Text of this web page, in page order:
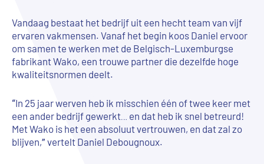
Vandaag bestaat het bedrijf uit een hecht team van vijf
ervaren vakmensen. Vanaf het begin koos Daniel ervoor
om samen te werken met de Belgisch-Luxemburgse
fabrikant Wako, een trouwe partner die dezelfde hoge
kwaliteitsnormen deelt.
“In 25 jaar werven heb ik misschien één of twee keer met
een ander bedrijf gewerkt… en dat heb ik snel betreurd!
Met Wako is het een absoluut vertrouwen, en dat zal zo
blijven,” vertelt Daniel Debougnoux.